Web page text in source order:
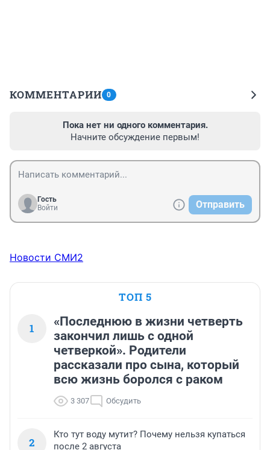
КОММЕНТАРИИ 0
Пока нет ни одного комментария.
Начните обсуждение первым!
Гость
Войти
Отправить
Новости СМИ2
ТОП 5
1
«Последнюю в жизни четверть
закончил лишь с одной
четверкой». Родители
рассказали про сына, который
всю жизнь боролся с раком
3 307 Обсудить
2
Кто тут воду мутит? Почему нельзя купаться
после 2 августа